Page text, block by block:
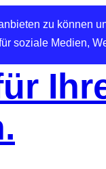
zu können
soziale Medien,